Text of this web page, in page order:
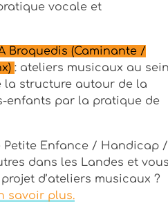
vocale et
Broquedis (Caminante /
: ateliers musicaux au
la structure autour de la
enfants par la pratique de
Petite Enfance / Handicap /
dans les Landes et
d’ateliers musicaux ?
savoir plus.